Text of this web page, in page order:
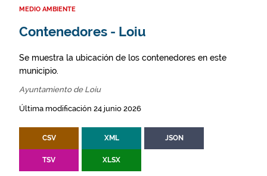
MEDIO AMBIENTE
Contenedores - Loiu
Se muestra la ubicación de los contenedores en este
municipio.
Ayuntamiento de Loiu
Última modificación 24 junio 2026
CSV XML JSON
TSV XLSX